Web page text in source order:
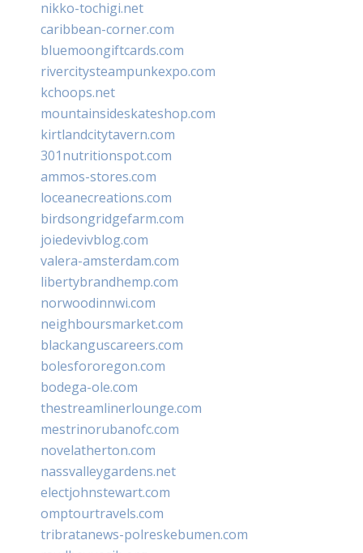
nikko-tochigi.net
caribbean-corner.com
bluemoongiftcards.com
rivercitysteampunkexpo.com
kchoops.net
mountainsideskateshop.com
kirtlandcitytavern.com
301nutritionspot.com
ammos-stores.com
loceanecreations.com
birdsongridgefarm.com
joiedevivblog.com
valera-amsterdam.com
libertybrandhemp.com
norwoodinnwi.com
neighboursmarket.com
blackanguscareers.com
bolesfororegon.com
bodega-ole.com
thestreamlinerlounge.com
mestrinorubanofc.com
novelatherton.com
nassvalleygardens.net
electjohnstewart.com
omptourtravels.com
tribratanews-polreskebumen.com